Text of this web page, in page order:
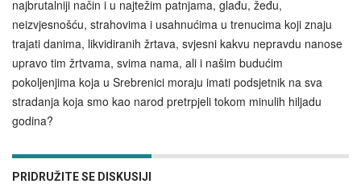
najbrutalniji način i u najtežim patnjama, glađu, žeđu,
neizvjesnošću, strahovima i usahnućima u trenucima koji znaju
trajati danima, likvidiranih žrtava, svjesni kakvu nepravdu nanose
upravo tim žrtvama, svima nama, ali i našim budućim
pokoljenjima koja u Srebrenici moraju imati podsjetnik na sva
stradanja koja smo kao narod pretrpjeli tokom minulih hiljadu
godina?
PRIDRUŽITE SE DISKUSIJI